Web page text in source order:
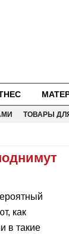
ТОВАРЫ
как
в такие